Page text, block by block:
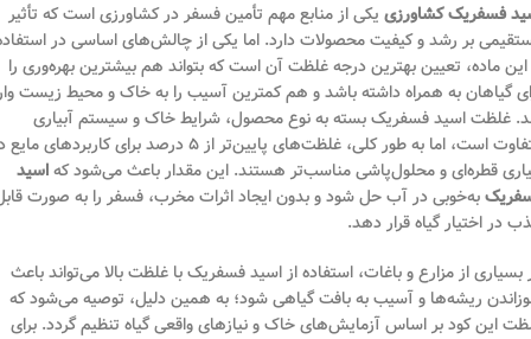
فسفریک کشاورزی یکی از منابع مهم تأمین فسفر در کشاورزی است که تأثیر
بر رشد و کیفیت محصولات دارد. اما یکی از چالش‌های اساسی در
این ماده، تعیین بهترین درجه غلظت آن است که بتواند هم بیشترین بهره‌وری را
گیاهان به همراه داشته باشد و هم کمترین آسیب را به خاک و محیط زیست
غلظت اسید فسفریک بسته به نوع محصول، شرایط خاک و سیستم آبیاری
متفاوت است، اما به طور کلی، غلظت‌های پایین‌تر از ۵ درصد برای کاربردهای
قطره‌ای و محلول‌پاشی مناسب‌تر هستند. این مقدار باعث می‌شود کهاسید
به‌خوبی در آب حل شود و بدون ایجاد اثرات مخرب، فسفر را به صورت
در اختیار گیاه قرار دهد.
بسیاری از مزارع و باغات، استفاده از اسید فسفریک با غلظت بالا می‌تواند باعث
ریشه‌ها و آسیب به بافت گیاهی شود؛ به همین دلیل، توصیه می‌شود که
این کود بر اساس آزمایش‌های خاک و نیازهای واقعی گیاه تنظیم گردد. برای